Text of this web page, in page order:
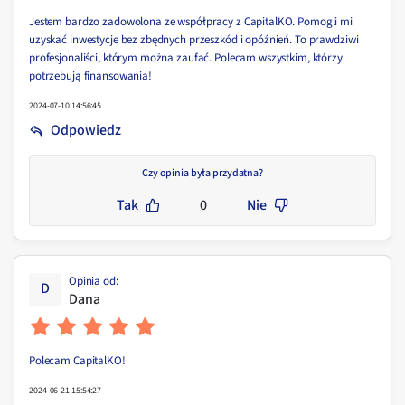
Czy opinia była przydatna?
Tak 0 Nie
Jestem bardzo zadowolona ze współpracy z CapitalKO. Pomogli mi
uzyskać inwestycje bez zbędnych przeszkód i opóźnień. To prawdziwi
profesjonaliści, którym można zaufać. Polecam wszystkim, którzy
potrzebują finansowania!
2024-07-10 14:56:45
Odpowiedz
D Opinia od:
Dana
Polecam CapitalKO!
2024-06-21 15:54:27